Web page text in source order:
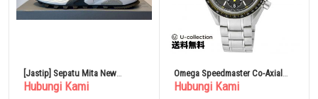
[Jastip] Sepatu Mita New
Balance MT580 GORE-TEX 25cm
Hubungi Kami
Omega Speedmaster Co-Axial
Pria Abu-abu Jam Tangan
Hubungi Kami